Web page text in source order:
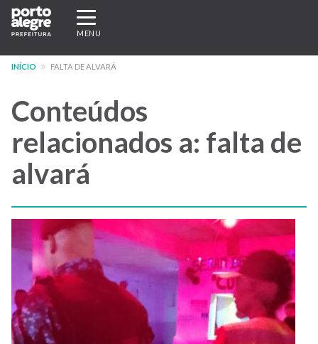
Pular
para
conteúdo
Expandir/recolher
navegação
MENU
INÍCIO FALTA DE ALVARÁ
Conteúdos
relacionados a: falta de
alvará